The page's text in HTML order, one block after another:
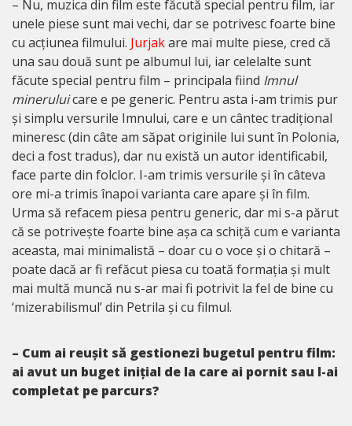
– Nu, muzica din film este făcută special pentru film, iar
unele piese sunt mai vechi, dar se potrivesc foarte bine
cu acțiunea filmului. Jurjakare mai multe piese, cred că
una sau două sunt pe albumul lui, iar celelalte sunt
făcute special pentru film – principala fiind Imnul
mineruluicare e pe generic. Pentru asta i-am trimis pur
și simplu versurile Imnului, care e un cântec tradițional
mineresc (din câte am săpat originile lui sunt în Polonia,
deci a fost tradus), dar nu există un autor identificabil,
face parte din folclor. I-am trimis versurile și în câteva
ore mi-a trimis înapoi varianta care apare și în film.
Urma să refacem piesa pentru generic, dar mi s-a părut
că se potrivește foarte bine așa ca schiță cum e varianta
aceasta, mai minimalistă – doar cu o voce și o chitară –
poate dacă ar fi refăcut piesa cu toată formația și mult
mai multă muncă nu s-ar mai fi potrivit la fel de bine cu
‘mizerabilismul’ din Petrila și cu filmul.
– Cum ai reușit să gestionezi bugetul pentru film:
ai avut un buget inițial de la care ai pornit sau l-ai
completat pe parcurs?